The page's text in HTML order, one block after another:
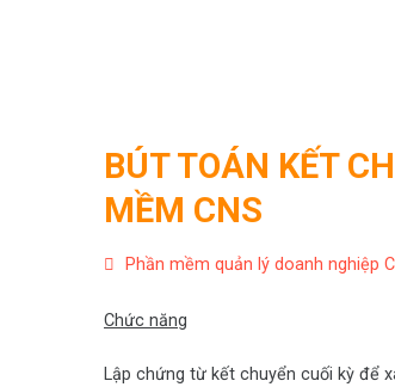
BÚT TOÁN KẾT
MỀM CNS
Phần mềm quản lý doanh nghiệp
Chức năng
Lập chứng từ kết chuyển cuối kỳ để